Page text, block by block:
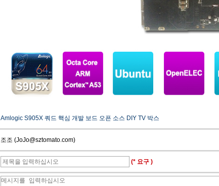
Amlogic S905X 쿼드 핵심 개발 보드 오픈 소스 DIY TV 박스
조조 (JoJo@sztomato.com)
(* 요구 )